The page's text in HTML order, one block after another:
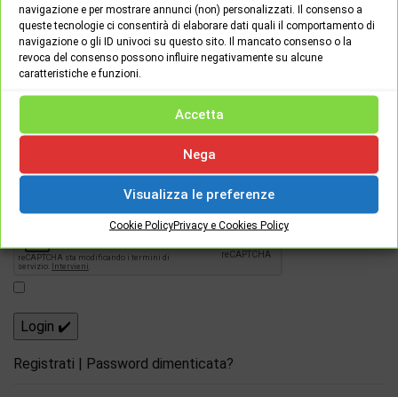
navigazione e per mostrare annunci (non) personalizzati. Il consenso a
queste tecnologie ci consentirà di elaborare dati quali il comportamento di
navigazione o gli ID univoci su questo sito. Il mancato consenso o la
revoca del consenso possono influire negativamente su alcune
caratteristiche e funzioni.
Accetta
Nega
Visualizza le preferenze
Cookie PolicyPrivacy e Cookies Policy
Password
[apsl-login-lite login]
Registrati Password dimenticata?